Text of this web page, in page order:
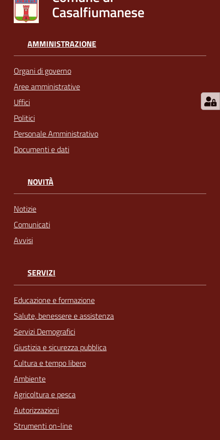
Casalfiumanese
AMMINISTRAZIONE
Organi di governo
Aree amministrative
Uffici
Politici
Personale Amministrativo
Documenti e dati
NOVITÀ
Notizie
Comunicati
Avvisi
SERVIZI
Educazione e formazione
Salute, benessere e assistenza
Servizi Demografici
Giustizia e sicurezza pubblica
Cultura e tempo libero
Ambiente
Agricoltura e pesca
Autorizzazioni
Strumenti on-line